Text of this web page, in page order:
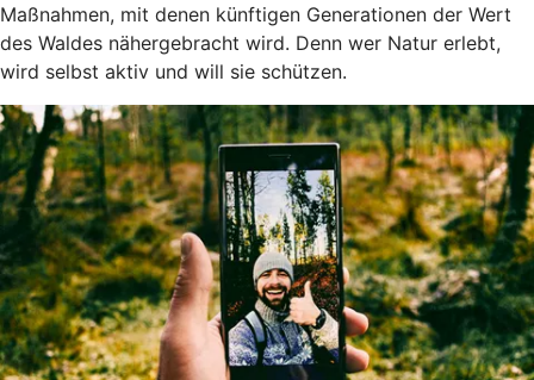
Maßnahmen, mit denen künftigen Generationen der Wert
des Waldes nähergebracht wird. Denn wer Natur erlebt,
wird selbst aktiv und will sie schützen.